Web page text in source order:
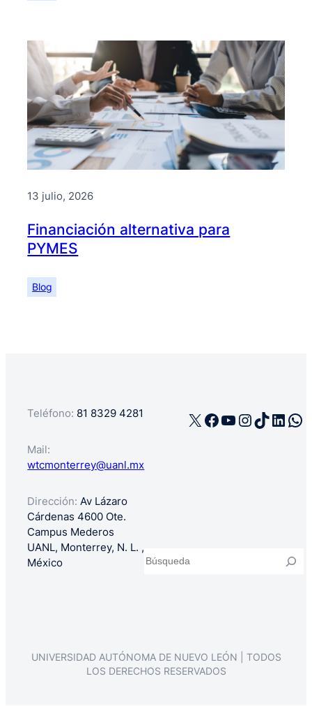
13 julio, 2026
Financiación alternativa para
PYMES
Blog
Teléfono: 81 8329 4281
Mail:
wtcmonterrey@uanl.mx
Dirección: Av Lázaro
Cárdenas 4600 Ote.
Campus Mederos
UANL, Monterrey, N. L. ,
México
X Facebook
YouTube
TikTok
UNIVERSIDAD AUTÓNOMA DE NUEVO LEÓN | TODOS
LOS DERECHOS RESERVADOS